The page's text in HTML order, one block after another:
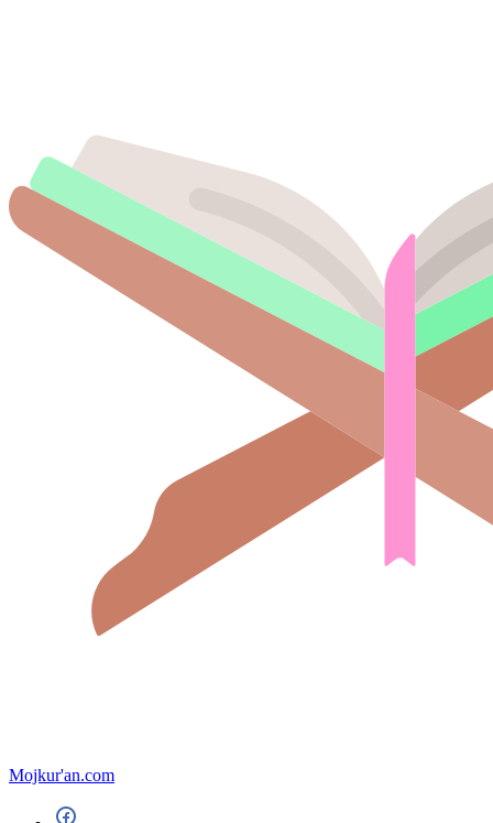
Mojkur'an.com